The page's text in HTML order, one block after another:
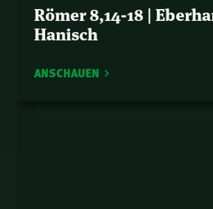
Römer 8,14-18 |
Hanisch
ANSCHAUEN